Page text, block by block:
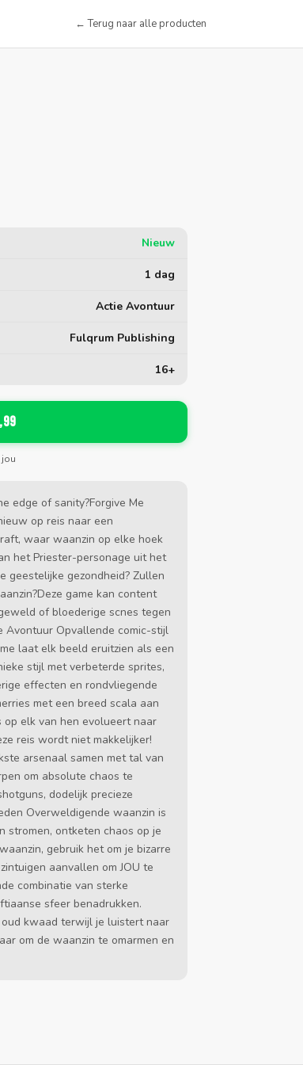
← Terug naar alle producten
Nieuw
1 dag
Actie Avontuur
Fulqrum Publishing
16+
edge of sanity?Forgive Me
op reis naar een
waar waanzin op elke hoek
het Priester-personage uit het
geestelijke gezondheid? Zullen
game kan content
of bloederige scnes tegen
Avontuur Opvallende comic-stijl
laat elk beeld eruitzien als een
stijl met verbeterde sprites,
effecten en rondvliegende
met een breed scala aan
op elk van hen evolueert naar
reis wordt niet makkelijker!
arsenaal samen met tal van
om absolute chaos te
dodelijk precieze
Overweldigende waanzin is
stromen, ontketen chaos op je
gebruik het om je bizarre
aanvallen om JOU te
combinatie van sterke
sfeer benadrukken.
kwaad terwijl je luistert naar
om de waanzin te omarmen en